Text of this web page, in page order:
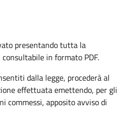
presentando tutta la
in formato PDF.
dalla legge, procederà al
effettuata emettendo, per gli
commessi, apposito avviso di